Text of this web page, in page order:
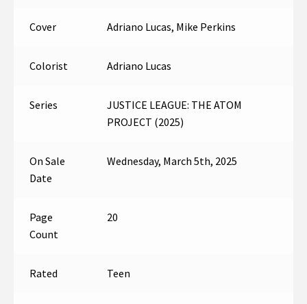
Cover Adriano Lucas, Mike Perkins
Colorist Adriano Lucas
Series
JUSTICE LEAGUE: THE ATOM
PROJECT (2025)
On Sale
Date
Wednesday, March 5th, 2025
Page
Count
20
Rated Teen